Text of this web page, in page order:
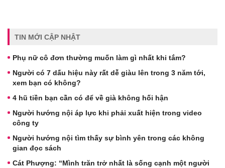
TIN MỚI CẬP NHẬT
Phụ nữ cô đơn thường muốn làm gì nhất khi tắm?
Người có 7 dấu hiệu này rất dễ giàu lên trong 3 năm tới,
xem bạn có không?
4 hũ tiền bạn cần có để về già không hối hận
Người hướng nội áp lực khi phải xuất hiện trong video
công ty
Người hướng nội tìm thấy sự bình yên trong các không
gian đọc sách
Cát Phượng: “Mình trăn trở nhất là sống cạnh một người